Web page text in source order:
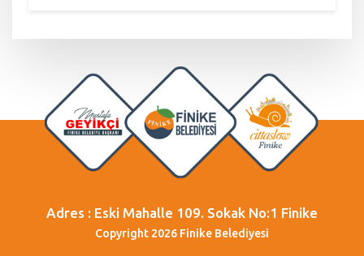
Adres : Eski Mahalle 109. Sokak No:1 Finike
Copyright 2026 Finike Belediyesi